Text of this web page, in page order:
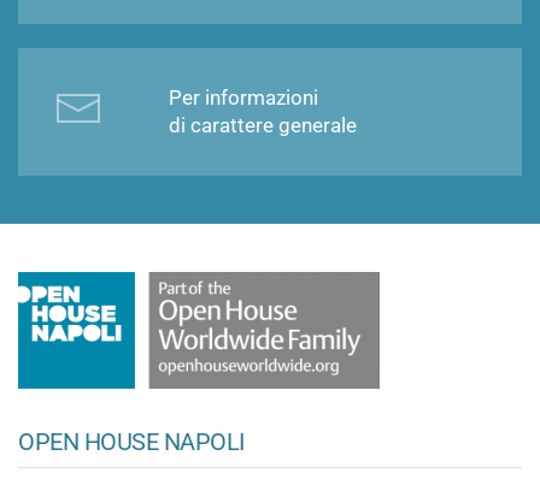
Per informazioni
di carattere generale
OPEN HOUSE NAPOLI